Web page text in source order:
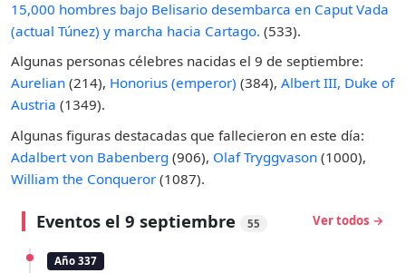
15,000 hombres bajo Belisario desembarca en Caput Vada
(actual Túnez) y marcha hacia Cartago. (533).
Algunas personas célebres nacidas el 9 de septiembre:
Aurelian (214), Honorius (emperor) (384), Albert III, Duke of
Austria (1349).
Algunas figuras destacadas que fallecieron en este día:
Adalbert von Babenberg (906), Olaf Tryggvason (1000),
William the Conqueror (1087).
Eventos el 9 septiembre 55 Ver todos →
Año 337